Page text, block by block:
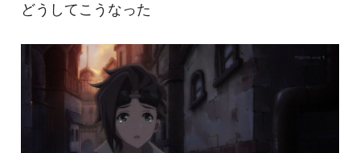
どうしてこうなった